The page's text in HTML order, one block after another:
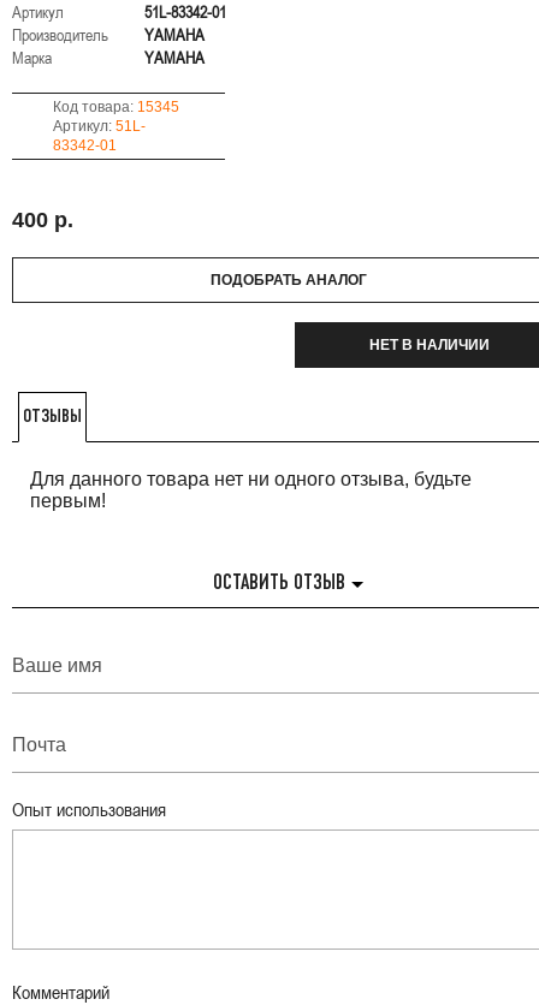
Артикул
51L-83342-01
Производитель
YAMAHA
Марка
YAMAHA
Код товара: 15345
Артикул: 51L-
83342-01
400 р.
ПОДОБРАТЬ АНАЛОГ
НЕТ В НАЛИЧИИ
ОТЗЫВЫ
Для данного товара нет ни одного отзыва, будьте
первым!
ОСТАВИТЬ ОТЗЫВ
Опыт использования
Комментарий